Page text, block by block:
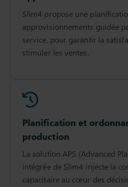
Slim4 propose une
approvisionnements guidée
service, pour garantir la
stimuler les ventes.
Planification et
production
La solution APS (Advanced
intégrée de Slim4 injecte la
capacitaire au cœur des